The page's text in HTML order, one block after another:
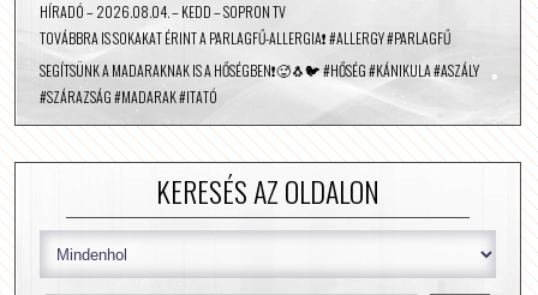
HÍRADÓ – 2026.08.04. – KEDD – SOPRON TV
TOVÁBBRA IS SOKAKAT ÉRINT A PARLAGFŰ-ALLERGIA❗️ #ALLERGY #PARLAGFŰ
SEGÍTSÜNK A MADARAKNAK IS A HŐSÉGBEN❗️🥵🐧🐦 #HŐSÉG #KÁNIKULA #ASZÁLY
#SZÁRAZSÁG #MADARAK #ITATÓ
KERESÉS AZ OLDALON